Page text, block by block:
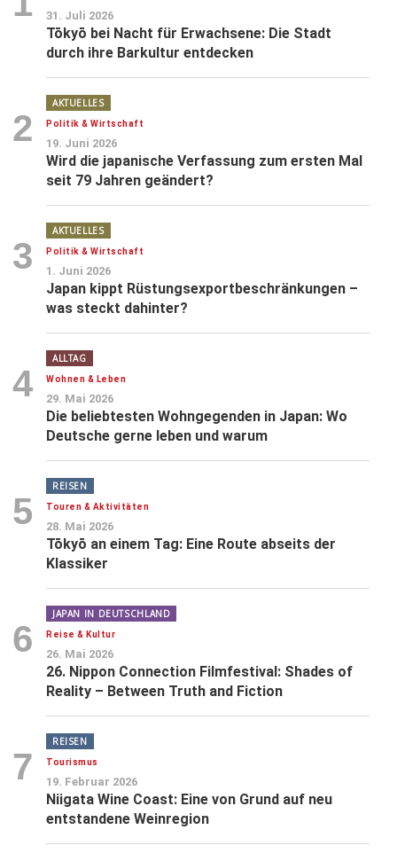
31. Juli 2026
Tōkyō bei Nacht für Erwachsene: Die Stadt
durch ihre Barkultur entdecken
2
AKTUELLES
Politik & Wirtschaft
19. Juni 2026
Wird die japanische Verfassung zum ersten Mal
seit 79 Jahren geändert?
3
AKTUELLES
Politik & Wirtschaft
1. Juni 2026
Japan kippt Rüstungsexportbeschränkungen –
was steckt dahinter?
4
ALLTAG
Wohnen & Leben
29. Mai 2026
Die beliebtesten Wohngegenden in Japan: Wo
Deutsche gerne leben und warum
5
REISEN
Touren & Aktivitäten
28. Mai 2026
Tōkyō an einem Tag: Eine Route abseits der
Klassiker
6
JAPAN IN DEUTSCHLAND
Reise & Kultur
26. Mai 2026
26. Nippon Connection Filmfestival: Shades of
Reality – Between Truth and Fiction
7
REISEN
Tourismus
19. Februar 2026
Niigata Wine Coast: Eine von Grund auf neu
entstandene Weinregion